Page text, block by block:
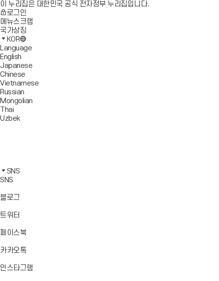
이 누리집은 대한민국 공식 전자정부 누리집입니다.
로그인
메뉴스크랩
국가상징
KOR
Language
English
Japanese
Chinese
Vietnamese
Russian
Mongolian
Thai
Uzbek
가
기
로
가
북
바
가
타
그
바
가
카
오
바
가
SNS
SNS
블로그
트위터
가
페이스북바
가
카카오톡바
가
인스타그램